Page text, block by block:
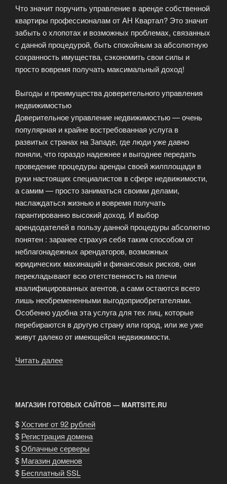
ли
смысл?»
Что значит поручить управление в аренде собственной
квартиры профессионалам от АН Квартал? Это значит
забыть о хлопотах и возможных проблемах, связанных
с данной процедурой, быть спокойным за абсолютную
сохранность имущества, сэкономить свои силы и
просто вовремя получать максимальный доход!
Выгоды и преимущества доверительного управления
недвижимостью
Доверительное управление недвижимостью — очень
популярная и крайне востребованная услуга в
развитых странах на Западе, где люди уже давно
поняли, что гораздо надежнее и выгоднее передать
проведение процедуры аренды своей жилплощади в
руки настоящих специалистов в сфере недвижимости,
а самим — просто заниматься своими делами,
наслаждаться жизнью и вовремя получать
гарантированно высокий доход. И выбор
арендодателей в пользу данной процедуры абсолютно
понятен : заранее страхуя себя таким способом от
неблагонадежных арендаторов, возможных
юридических махинаций и финансовых рисков, они
перекладывают всю отетственность на плечи
квалифицированных агентов, а сами остаются всего
лишь необремененными выгодоприобретателями.
Особенно удобна эта услуга для тех лиц, которые
перебираются в другую страну или город, или же уже
живут далеко от имеющейся недвижимости.
Читать далее
МАГАЗИН ГОТОВЫХ САЙТОВ — MARTSITE.RU
$Хостинг от 92 рублей
$ Регистрация домена
$Облачные серверы
$ Магазин доменов
$ Бесплатный SSL